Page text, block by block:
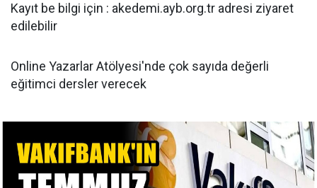
Kayıt be bilgi için : akedemi.ayb.org.tr adresi ziyaret
edilebilir
Online Yazarlar Atölyesi'nde çok sayıda değerli
eğitimci dersler verecek